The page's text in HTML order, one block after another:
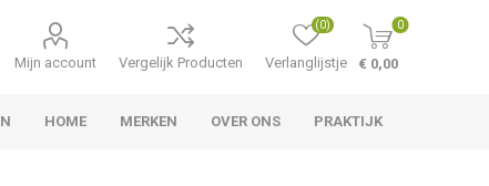
Mijn account Vergelijk Producten Verlanglijstje
(0) 0
€ 0,00
HOME MERKEN OVER ONS PRAKTIJK